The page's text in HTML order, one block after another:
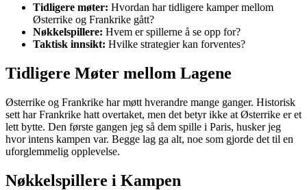
Tidligere møter: Hvordan har tidligere kamper mellom
Østerrike og Frankrike gått?
Nøkkelspillere: Hvem er spillerne å se opp for?
Taktisk innsikt: Hvilke strategier kan forventes?
Tidligere Møter mellom Lagene
Østerrike og Frankrike har møtt hverandre mange ganger. Historisk
sett har Frankrike hatt overtaket, men det betyr ikke at Østerrike er et
lett bytte. Den første gangen jeg så dem spille i Paris, husker jeg
hvor intens kampen var. Begge lag ga alt, noe som gjorde det til en
uforglemmelig opplevelse.
Nøkkelspillere i Kampen